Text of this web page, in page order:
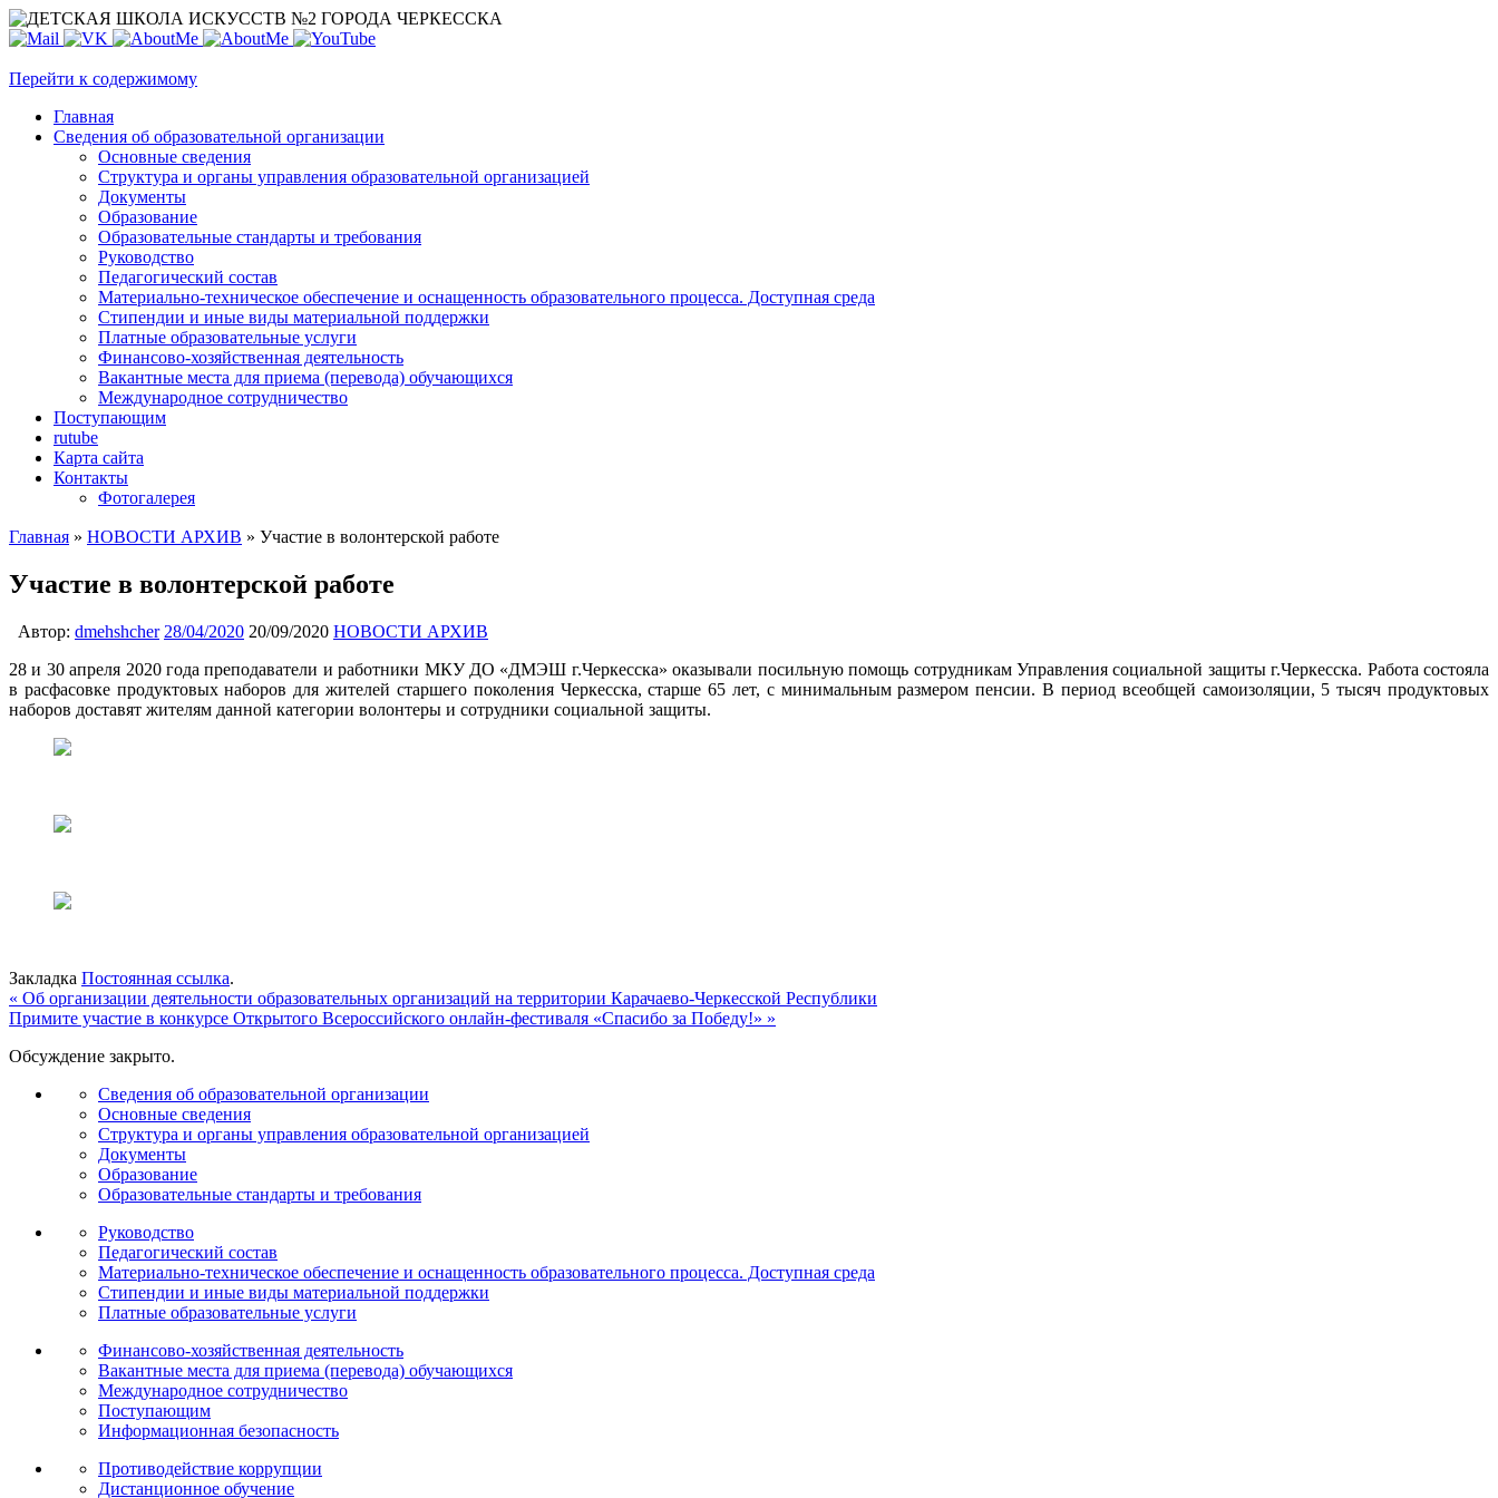
Перейти к содержимому
Главная
Сведения об образовательной организации
Основные сведения
Структура и органы управления образовательной организацией
Документы
Образование
Образовательные стандарты и требования
Руководство
Педагогический состав
Материально-техническое обеспечение и оснащенность образовательного процесса. Доступная среда
Стипендии и иные виды материальной поддержки
Платные образовательные услуги
Финансово-хозяйственная деятельность
Вакантные места для приема (перевода) обучающихся
Международное сотрудничество
Поступающим
rutube
Карта сайта
Контакты
Фотогалерея
Главная » НОВОСТИ АРХИВ » Участие в волонтерской работе
Участие в волонтерской работе
Автор: dmehshcher 28/04/2020 20/09/2020 НОВОСТИ АРХИВ
28 и 30 апреля 2020 года преподаватели и работники МКУ ДО «ДМЭШ г.Черкесска» оказывали посильную помощь сотрудникам Управления социальной защиты г.Черкесска. Работа состояла
в расфасовке продуктовых наборов для жителей старшего поколения Черкесска, старше 65 лет, с минимальным размером пенсии. В период всеобщей самоизоляции, 5 тысяч продуктовых
наборов доставят жителям данной категории волонтеры и сотрудники социальной защиты.
Закладка Постоянная ссылка.
« Об организации деятельности образовательных организаций на территории Карачаево-Черкесской Республики
Примите участие в конкурсе Открытого Всероссийского онлайн-фестиваля «Спасибо за Победу!» »
Обсуждение закрыто.
Сведения об образовательной организации
Основные сведения
Структура и органы управления образовательной организацией
Документы
Образование
Образовательные стандарты и требования
Руководство
Педагогический состав
Материально-техническое обеспечение и оснащенность образовательного процесса. Доступная среда
Стипендии и иные виды материальной поддержки
Платные образовательные услуги
Финансово-хозяйственная деятельность
Вакантные места для приема (перевода) обучающихся
Международное сотрудничество
Поступающим
Информационная безопасность
Противодействие коррупции
Дистанционное обучение